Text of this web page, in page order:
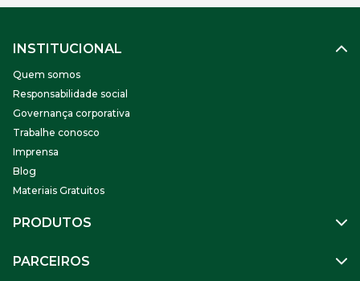
INSTITUCIONAL
Quem somos
Responsabilidade social
Governança corporativa
Trabalhe conosco
Imprensa
Blog
Materiais Gratuitos
PRODUTOS
Benefícios
PARCEIROS